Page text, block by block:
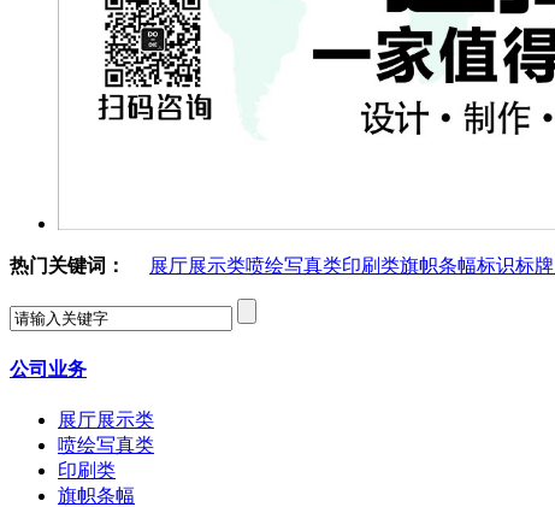
热门关键词： 展厅展示类喷绘写真类印刷类旗帜条幅标识标牌
公司业务
展厅展示类
喷绘写真类
印刷类
旗帜条幅